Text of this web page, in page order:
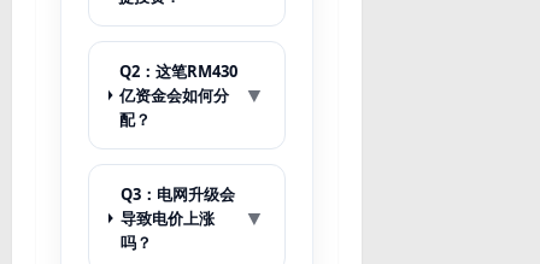
Q2：这笔RM430
亿资金会如何分
配？
▼
Q3：电网升级会
导致电价上涨
吗？
▼